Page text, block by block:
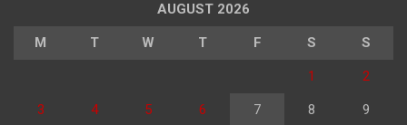
AUGUST 2026
M T W T F S S
1 2
3 4 5 6 7 8 9